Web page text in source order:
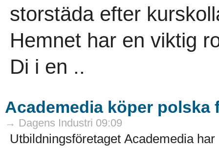
storstäda efter
Hemnet har en viktig
Di i en ..
Academedia köper polska
→ Dagens Industri 09:09
Utbildningsföretaget Academedia